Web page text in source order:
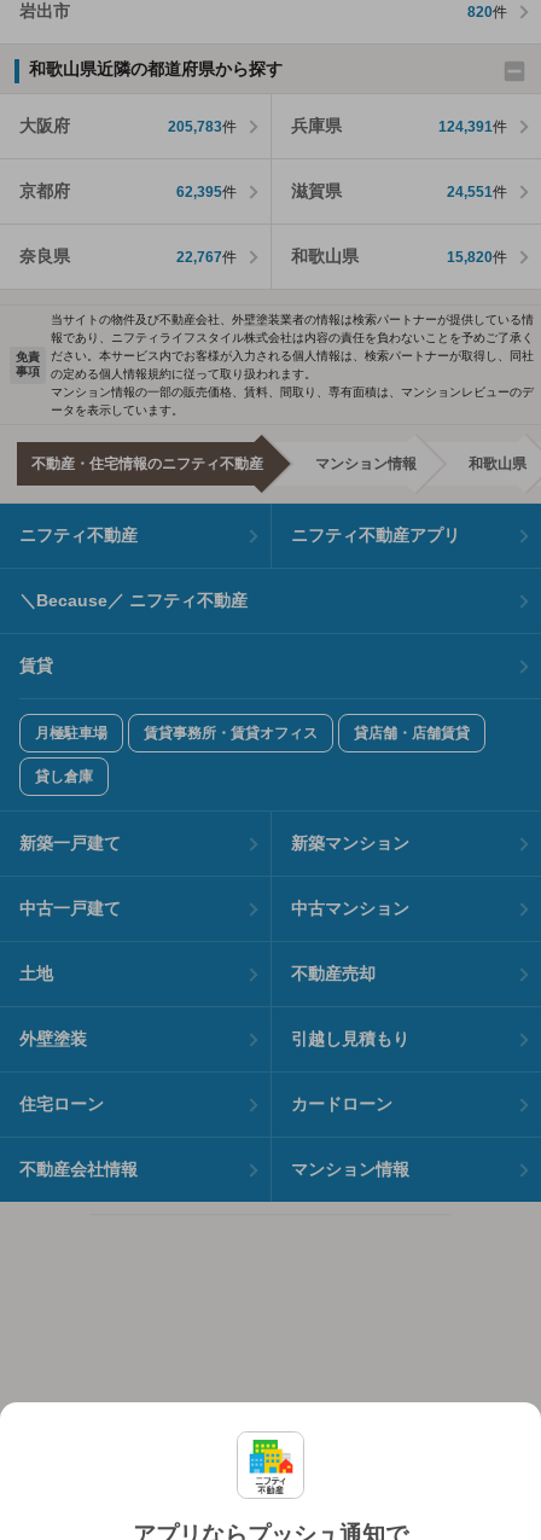
岩出市 820件
和歌山県近隣の都道府県から探す
大阪府 205,783件 兵庫県 124,391件
京都府 62,395件 滋賀県 24,551件
奈良県 22,767件 和歌山県 15,820件
アプリならプッシュ通知で
免責
事項
当サイトの物件及び不動産会社、外壁塗装業者の情報は検索パートナーが提供している情
報であり、ニフティライフスタイル株式会社は内容の責任を負わないことを予めご了承く
ださい。本サービス内でお客様が入力される個人情報は、検索パートナーが取得し、同社
の定める個人情報規約に従って取り扱われます。
マンション情報の一部の販売価格、賃料、間取り、専有面積は、マンションレビューのデ
ータを表示しています。
不動産・住宅情報のニフティ不動産 マンション情報 和歌山県
ニフティ不動産 ニフティ不動産アプリ
＼Because／ ニフティ不動産
賃貸
月極駐車場 賃貸事務所・賃貸オフィス 貸店舗・店舗賃貸
貸し倉庫
新築一戸建て 新築マンション
中古一戸建て 中古マンション
土地 不動産売却
外壁塗装 引越し見積もり
住宅ローン カードローン
不動産会社情報 マンション情報